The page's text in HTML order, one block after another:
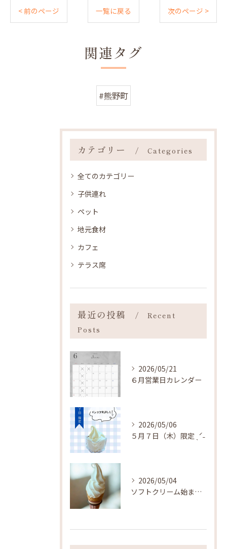
< 前のページ 一覧に戻る 次のページ >
関連タグ
#熊野町
カテゴリー Categories
全てのカテゴリー
子供連れ
ペット
地元食材
カフェ
テラス席
最近の投稿
Recent
Posts
2026/05/21
６月営業日カレンダー
2026/05/06
５月７日（木）限定 ˎˊ˗
2026/05/04
ソフトクリーム始まりました ˎˊ˗